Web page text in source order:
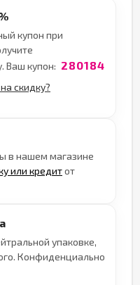
купон при
Ваш купон: 280184
скидку?
в нашем магазине
или кредитот
упаковке,
Конфиденциально